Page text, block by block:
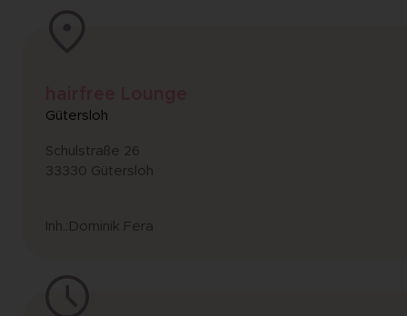
Gütersloh
Schulstraße 26
33330 Gütersloh
Inh.:Dominik Fera